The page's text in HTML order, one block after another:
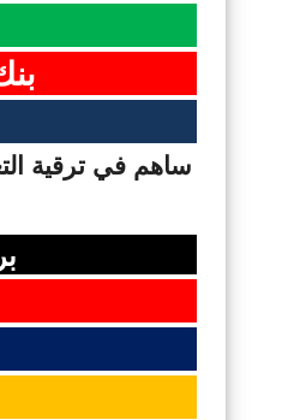
ساهم في ترقية